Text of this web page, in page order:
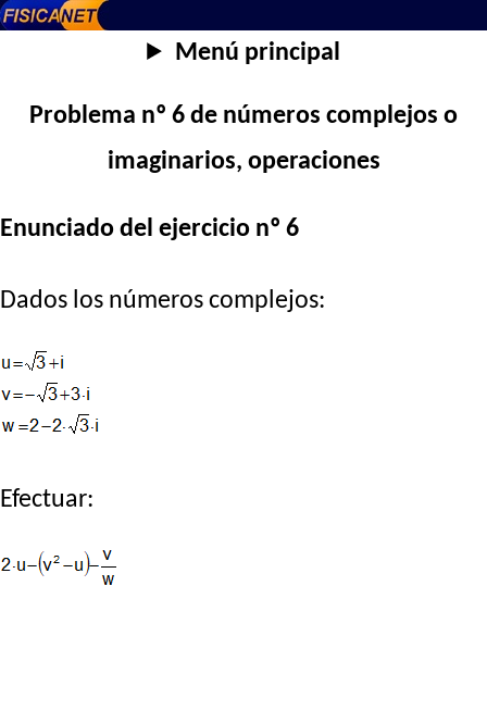
Menú principal
Problema nº 6 de números complejos o
imaginarios, operaciones
Enunciado del ejercicio nº 6
Dados los números complejos:
Efectuar: